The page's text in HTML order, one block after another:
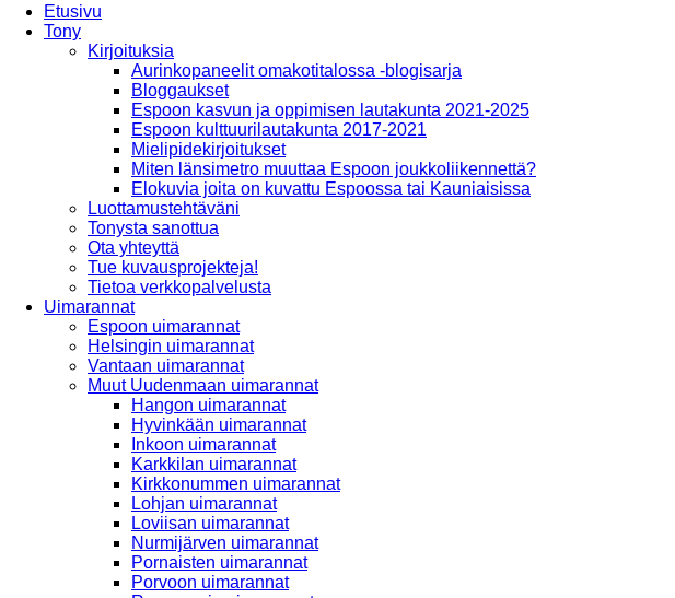
Etusivu
Tony
Kirjoituksia
Aurinkopaneelit omakotitalossa -blogisarja
Bloggaukset
Espoon kasvun ja oppimisen lautakunta 2021-2025
Espoon kulttuurilautakunta 2017-2021
Mielipidekirjoitukset
Miten länsimetro muuttaa Espoon joukkoliikennettä?
Elokuvia joita on kuvattu Espoossa tai Kauniaisissa
Luottamustehtäväni
Tonysta sanottua
Ota yhteyttä
Tue kuvausprojekteja!
Tietoa verkkopalvelusta
Uimarannat
Espoon uimarannat
Helsingin uimarannat
Vantaan uimarannat
Muut Uudenmaan uimarannat
Hangon uimarannat
Hyvinkään uimarannat
Inkoon uimarannat
Karkkilan uimarannat
Kirkkonummen uimarannat
Lohjan uimarannat
Loviisan uimarannat
Nurmijärven uimarannat
Pornaisten uimarannat
Porvoon uimarannat